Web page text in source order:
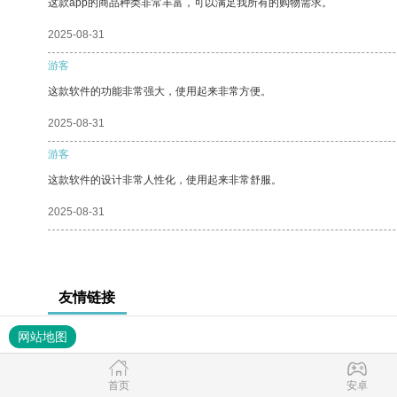
这款app的商品种类非常丰富，可以满足我所有的购物需求。
2025-08-31
游客
这款软件的功能非常强大，使用起来非常方便。
2025-08-31
游客
这款软件的设计非常人性化，使用起来非常舒服。
2025-08-31
友情链接
网站地图
首页 安卓